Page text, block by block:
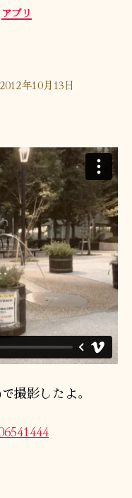
アプリ
2012年10月13日
撮影したよ。